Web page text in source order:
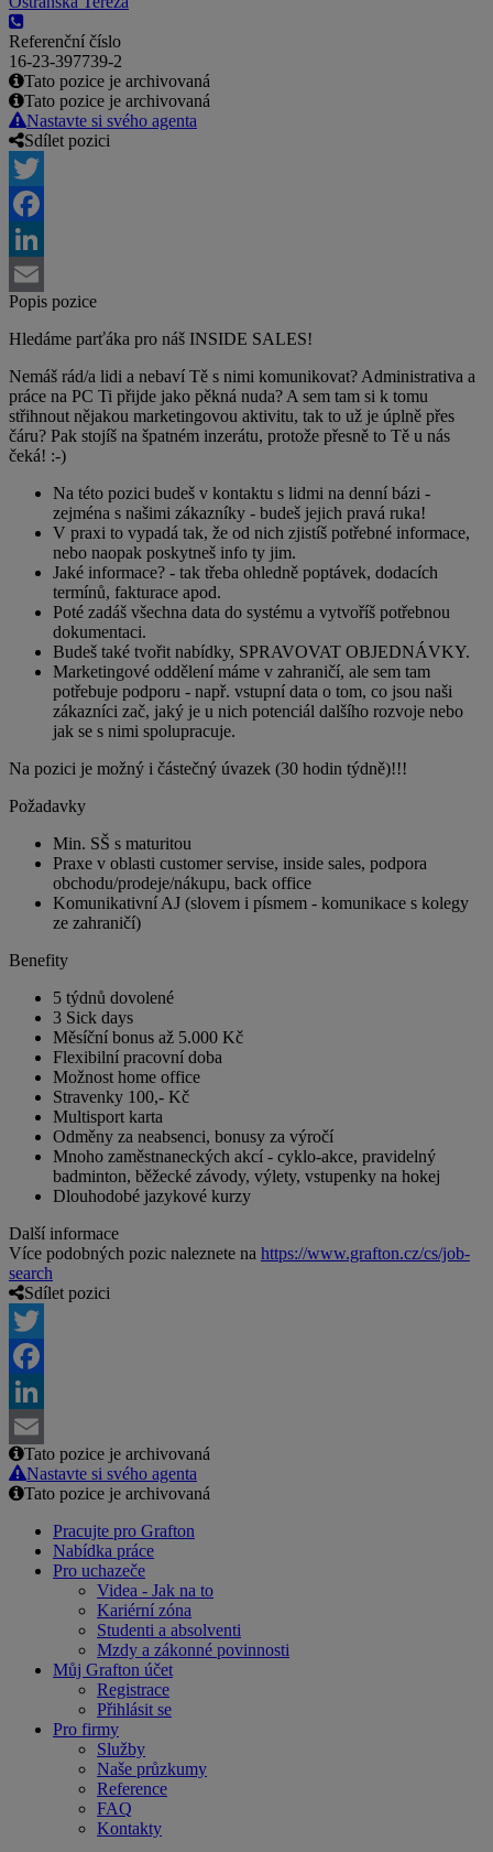
Referenční číslo
16-23-397739-2
Tato pozice je archivovaná
Tato pozice je archivovaná
Nastavte si svého agenta
Sdílet pozici
Twitter
Facebook
LinkedIn
Email
Popis pozice
Hledáme parťáka pro náš INSIDE SALES!
Nemáš rád/a lidi a nebaví Tě s nimi komunikovat? Administrativa a
práce na PC Ti přijde jako pěkná nuda? A sem tam si k tomu
střihnout nějakou marketingovou aktivitu, tak to už je úplně přes
čáru? Pak stojíš na špatném inzerátu, protože přesně to Tě u nás
čeká! :-)
Na této pozici budeš v kontaktu s lidmi na denní bázi -
zejména s našimi zákazníky - budeš jejich pravá ruka!
V praxi to vypadá tak, že od nich zjistíš potřebné informace,
nebo naopak poskytneš info ty jim.
Jaké informace? - tak třeba ohledně poptávek, dodacích
termínů, fakturace apod.
Poté zadáš všechna data do systému a vytvoříš potřebnou
dokumentaci.
Budeš také tvořit nabídky, SPRAVOVAT OBJEDNÁVKY.
Marketingové oddělení máme v zahraničí, ale sem tam
potřebuje podporu - např. vstupní data o tom, co jsou naši
zákazníci zač, jaký je u nich potenciál dalšího rozvoje nebo
jak se s nimi spolupracuje.
Na pozici je možný i částečný úvazek (30 hodin týdně)!!!
Požadavky
Min. SŠ s maturitou
Praxe v oblasti customer servise, inside sales, podpora
obchodu/prodeje/nákupu, back office
Komunikativní AJ (slovem i písmem - komunikace s kolegy
ze zahraničí)
Benefity
5 týdnů dovolené
3 Sick days
Měsíční bonus až 5.000 Kč
Flexibilní pracovní doba
Možnost home office
Stravenky 100,- Kč
Multisport karta
Odměny za neabsenci, bonusy za výročí
Mnoho zaměstnaneckých akcí - cyklo-akce, pravidelný
badminton, běžecké závody, výlety, vstupenky na hokej
Dlouhodobé jazykové kurzy
Další informace
Více podobných pozic naleznete na https://www.grafton.cz/cs/job-
search
Sdílet pozici
Twitter
Facebook
LinkedIn
Email
Tato pozice je archivovaná
Nastavte si svého agenta
Tato pozice je archivovaná
Pracujte pro Grafton
Nabídka práce
Pro uchazeče
Videa - Jak na to
Kariérní zóna
Studenti a absolventi
Mzdy a zákonné povinnosti
Můj Grafton účet
Registrace
Přihlásit se
Pro firmy
Služby
Naše průzkumy
Reference
FAQ
Kontakty